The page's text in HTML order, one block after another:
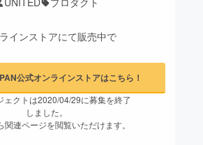
起業
・地域活性化
Social GoodCAMPFIRE Creation
インストアにて販売中で
公式オンラインストアはこちら！
ェクトは2020/04/29に募集を終了
しました。
関連ページを閲覧いただけます。